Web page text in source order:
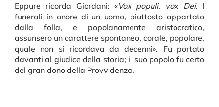
Eppure ricorda Giordani: «Vox populi, vox Dei. I
funerali in onore di un uomo, piuttosto appartato
dalla folla, e popolanamente aristocratico,
assunsero un carattere spontaneo, corale, popolare,
quale non si ricordava da decenni». Fu portato
davanti al giudice della storia; il suo popolo fu certo
del gran dono della Provvidenza.